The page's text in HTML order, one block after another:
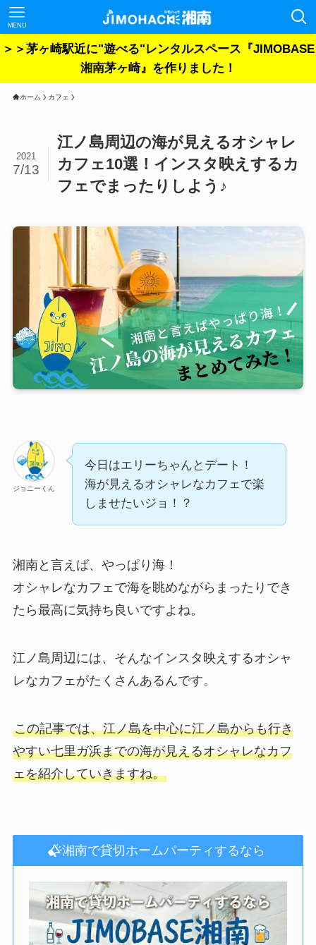
MENU
＞＞茅ヶ崎駅近に"遊べる"レンタルスペース『JIMOBASE
湘南茅ヶ崎』を作りました！
ホーム カフェ
江ノ島周辺の海が見えるオシャレ
カフェ10選！インスタ映えするカ
フェでまったりしよう♪
2021
7/13
ジョニーくん
今日はエリーちゃんとデート！
海が見えるオシャレなカフェで楽
しませたいジョ！？
湘南と言えば、やっぱり海！
オシャレなカフェで海を眺めながらまったりでき
たら最高に気持ち良いですよね。
江ノ島周辺には、そんなインスタ映えするオシャ
レなカフェがたくさんあるんです。
この記事では、江ノ島を中心に江ノ島からも行き
やすい七里ガ浜までの海が見えるオシャレなカフ
ェを紹介していきますね。
湘南で貸切ホームパーティするなら